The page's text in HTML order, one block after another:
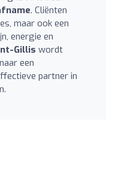
. Cliënten
maar ook een
energie en
Gillis wordt
een
partner in